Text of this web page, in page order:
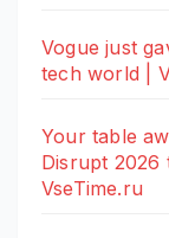
Vogue just
tech world |
Your table
Disrupt 2026
VseTime.ru